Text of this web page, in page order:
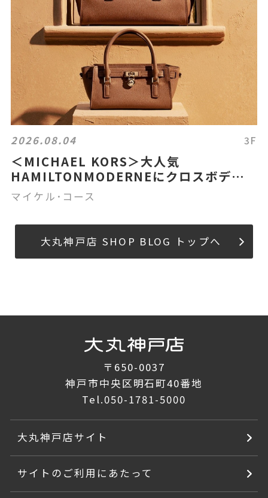
2026.08.04 3F
＜MICHAEL KORS＞大人気
HAMILTONMODERNEにクロスボディ
が新登場！
マイケル･コース
大丸神戸店 SHOP BLOG トップへ
〒650-0037
神戸市中央区明石町40番地
Tel.050-1781-5000
大丸神戸店サイト
サイトのご利用にあたって